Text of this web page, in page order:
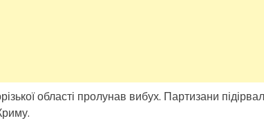
області пролунав вибух. Партизани